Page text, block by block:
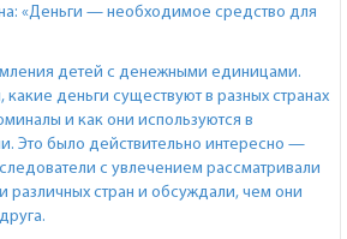
«Деньги — необходимое средство для
детей с денежными единицами.
какие деньги существуют в разных странах
и как они используются в
Это было действительно интересно —
с увлечением рассматривали
различных стран и обсуждали, чем они